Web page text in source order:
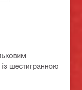
шестигранною